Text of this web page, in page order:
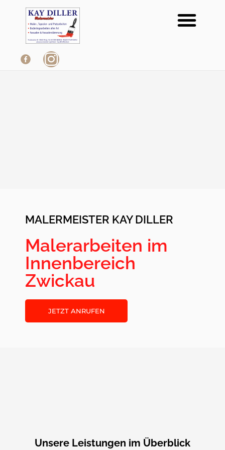
MALERMEISTER KAY DILLER
Malerarbeiten im
Innenbereich
Zwickau
JETZT ANRUFEN
Unsere Leistungen im Überblick